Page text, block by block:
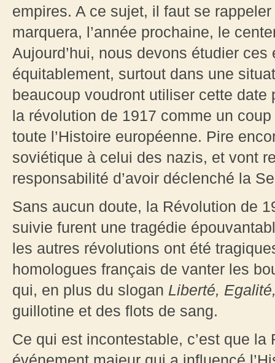
empires. A ce sujet, il faut se
marquera, l’année prochaine, le
Aujourd’hui, nous devons étudier
équitablement, surtout dans une
beaucoup voudront utiliser cette
la révolution de 1917 comme un
toute l’Histoire européenne. Pire
soviétique à celui des nazis, et vont
responsabilité d’avoir déclenché la
Sans aucun doute, la Révolution de
suivie furent une tragédie
les autres révolutions ont été
homologues français de vanter les
qui, en plus du slogan Liberté,
guillotine et des flots de sang.
Ce qui est incontestable, c’est que